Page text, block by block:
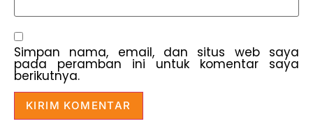
Simpan nama, email, dan situs web saya
pada peramban ini untuk komentar saya
berikutnya.